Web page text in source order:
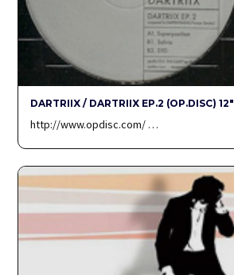
DARTRIIX / DARTRIIX EP.2 (OP.DISC) 12″
http://www.opdisc.com/ …